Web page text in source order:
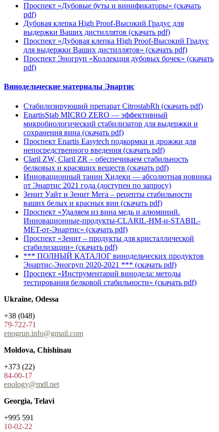
Проспект «Дубовые буты и винификаторы» (cкачать
pdf)
Дубовая клепка High Proof-Высокий Градус для
выдержки Ваших дистиллятов (cкачать pdf)
Проспект «Дубовая клепка High Proof-Высокий Градус
для выдержки Ваших дистиллятов» (cкачать pdf)
Проспект Эногруп «Коллекция дубовых бочек» (cкачать
pdf)
Винодельческие материалы Энартис
Стабилизирующий препарат CitrostabRh (cкачать pdf)
EnartisStab MICRO ZERO — эффективный
микробиологический стабилизатор для выдержки и
сохранения вина (cкачать pdf)
Проспект Enartis Easytech подкормки и дрожжи для
непосредственного введения (cкачать pdf)
Claril ZW, Claril ZR – обеспечиваем стабильность
белковых и красящих веществ (cкачать pdf)
Инновационный танин Хидеки — абсолютная новинка
от Энартис 2021 года (доступен по запросу)
Зенит Уайт и Зенит Мега – рецепты стабильности
ваших белых и красных вин (cкачать pdf)
Проспект «Удаляем из вина медь и алюминий.
Инновационные-продукты-CLARIL-HM-и-STABIL-
MET-от-Энартис» (cкачать pdf)
Проспект «Зенит – продукты для кристаллической
стабилизации» (cкачать pdf)
*** ПОЛНЫЙ КАТАЛОГ винодельческих продуктов
Энартис-Эногруп 2020-2021 *** (cкачать pdf)
Проспект «Инструментарий винодела: методы
тестирования белковой стабильности» (cкачать pdf)
Ukraine, Odessa
+38 (048)
79-722-71
enogrup.info@gmail.com
Moldova, Chishinau
+373 (22)
84-00-17
enology@mdl.net
Georgia, Telavi
+995 591
10-02-22